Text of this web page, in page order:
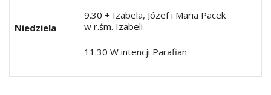
Niedziela
9.30 + Izabela, Józef i Maria Pacek
w r.śm. Izabeli
11.30 W intencji Parafian